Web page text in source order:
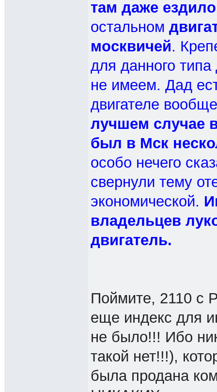
там даже ездило
остальном
москвичей.
для данного
не имеем. Дад
двигателе
лучшем случае
был в Мск
особо нечего
свернули тему
экономической.
владельцев
двигатель.
Поймите, 2110 с
еще индекс для
не было!!! Ибо
такой нет!!!),
была продана